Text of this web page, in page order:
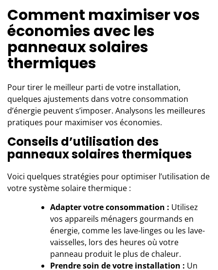
Comment maximiser vos
économies avec les
panneaux solaires
thermiques
Pour tirer le meilleur parti de votre installation,
quelques ajustements dans votre consommation
d’énergie peuvent s’imposer. Analysons les meilleures
pratiques pour maximiser vos économies.
Conseils d’utilisation des
panneaux solaires thermiques
Voici quelques stratégies pour optimiser l’utilisation de
votre système solaire thermique :
Adapter votre consommation : Utilisez
vos appareils ménagers gourmands en
énergie, comme les lave-linges ou les lave-
vaisselles, lors des heures où votre
panneau produit le plus de chaleur.
Prendre soin de votre installation : Un